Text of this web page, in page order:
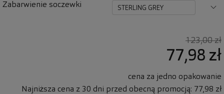
Zabarwienie soczewki STERLING GREY
123,00 zł
77,98 zł
cena za jedno opakowanie
Najniższa cena z 30 dni przed obecną promocją: 77,98 zł